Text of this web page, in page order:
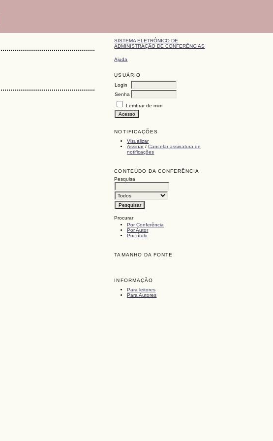
SISTEMA ELETRÔNICO DE
ADMINISTRAÇÃO DE CONFERÊNCIAS
Ajuda
USUÁRIO
Login
Senha
Lembrar de mim
NOTIFICAÇÕES
Visualizar
Assinar/Cancelar assinatura de
notificações
CONTEÚDO DA CONFERÊNCIA
Pesquisa
Procurar
Por Conferência
Por Autor
Por título
TAMANHO DA FONTE
INFORMAÇÃO
Para leitores
Para Autores